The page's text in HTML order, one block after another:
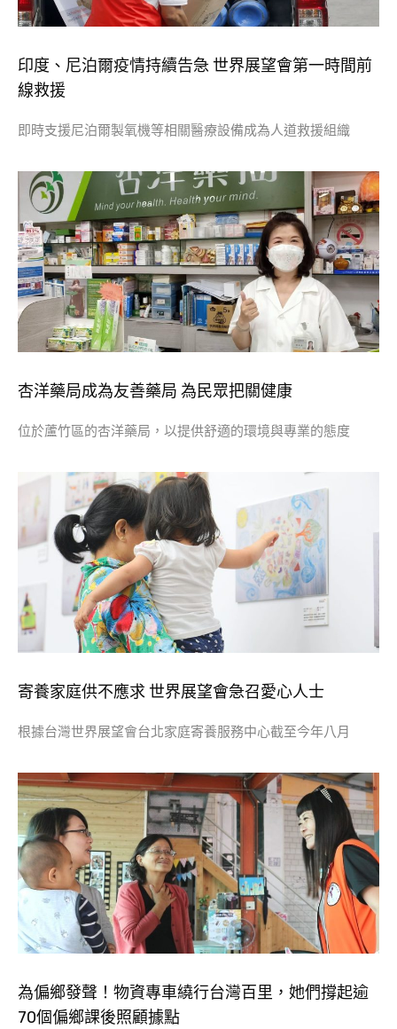
印度、尼泊爾疫情持續告急 世界展望會第一時間前
線救援
即時支援尼泊爾製氧機等相關醫療設備成為人道救援組織
​杏洋藥局成為友善藥局 為民眾把關健康
位於蘆竹區的杏洋藥局，以提供舒適的環境與專業的態度
寄養家庭供不應求 世界展望會急召愛心人士
根據台灣世界展望會台北家庭寄養服務中心截至今年八月
為偏鄉發聲！物資專車繞行台灣百里，她們撐起逾
70個偏鄉課後照顧據點